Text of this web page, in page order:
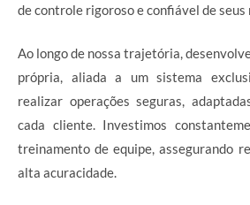
de controle rigoroso e confiável de seus
Ao longo de nossa trajetória,
própria, aliada a um sistema
realizar operações seguras,
cada cliente. Investimos
treinamento de equipe, assegurando
alta acuracidade.